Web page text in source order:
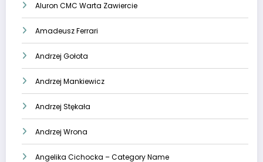
Aluron CMC Warta Zawiercie
Amadeusz Ferrari
Andrzej Gołota
Andrzej Mankiewicz
Andrzej Stękała
Andrzej Wrona
Angelika Cichocka – Category Name